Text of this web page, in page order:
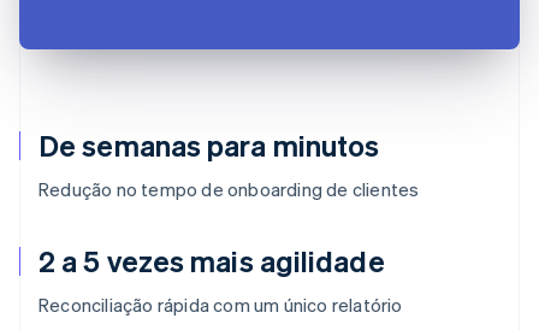
De semanas para minutos
Redução no tempo de onboarding de clientes
2 a 5 vezes mais agilidade
Reconciliação rápida com um único relatório